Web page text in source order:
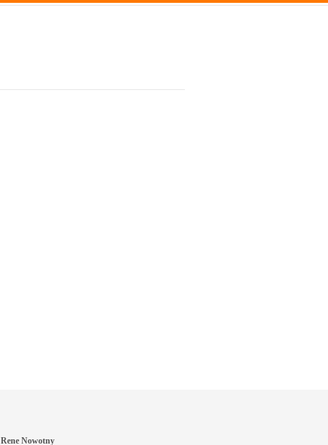
Rene Nowotny